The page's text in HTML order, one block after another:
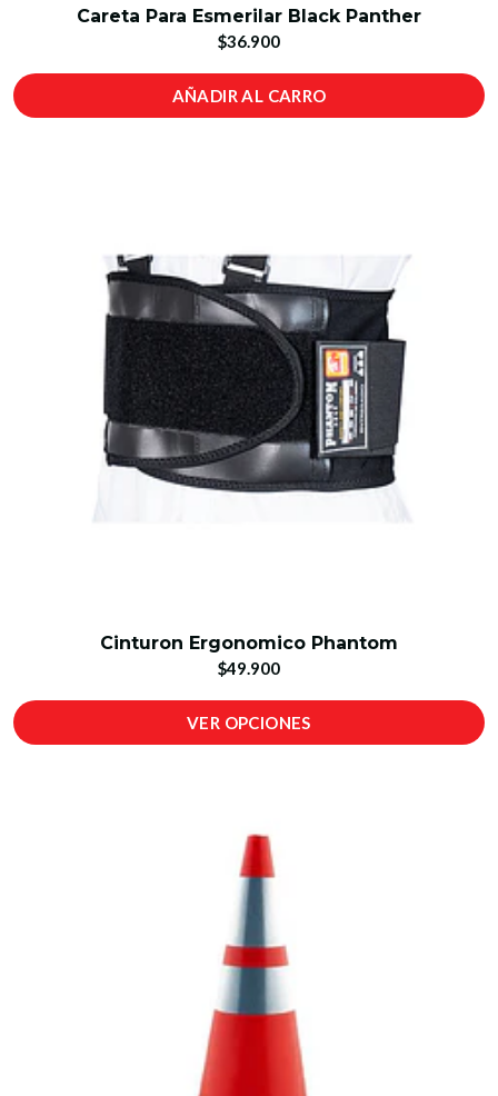
Careta Para Esmerilar Black Panther
$36.900
AÑADIR AL CARRO
Cinturon Ergonomico Phantom
$49.900
VER OPCIONES